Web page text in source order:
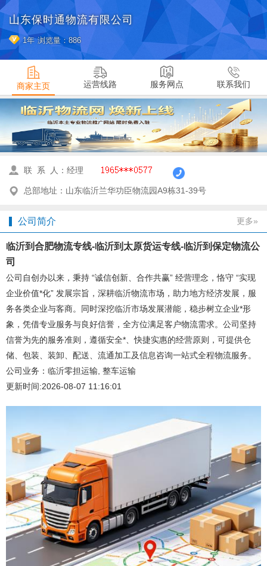
山东保时通物流有限公司
1年 浏览量：886
商家主页 运营线路 服务网点 联系我们
联 系 人：经理
总部地址：山东临沂兰华功臣物流园A9栋31-39号
公司简介 更多»
临沂到合肥物流专线-临沂到太原货运专线-临沂到保定物流公
司
公司自创办以来，秉持 “诚信创新、合作共赢” 经营理念，恪守 “实现
企业价值*化” 发展宗旨，深耕临沂物流市场，助力地方经济发展，服
务各类企业与客商。同时深挖临沂市场发展潜能，稳步树立企业*形
象，凭借专业服务与良好信誉，全方位满足客户物流需求。公司坚持
信誉为先的服务准则，遵循安全*、快捷实惠的经营原则，可提供仓
储、包装、装卸、配送、流通加工及信息咨询一站式全程物流服务。
公司业务：临沂零担运输, 整车运输
更新时间:2026-08-07 11:16:01